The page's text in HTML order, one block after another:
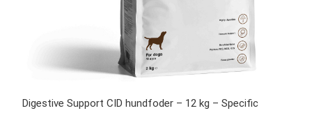
Digestive Support CID hundfoder – 12 kg – Specific